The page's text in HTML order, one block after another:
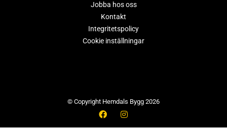
Jobba hos oss
Kontakt
Integritetspolicy
Cookie inställningar
© Copyright Hemdals Bygg 2026